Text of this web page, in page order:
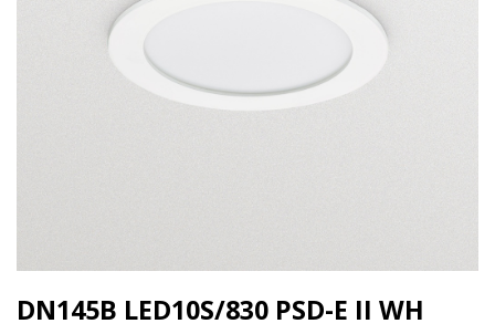
DN145B LED10S/830 PSD-E II WH